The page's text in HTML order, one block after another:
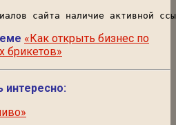
сайта наличие активной
«Как открыть бизнес по
брикетов»